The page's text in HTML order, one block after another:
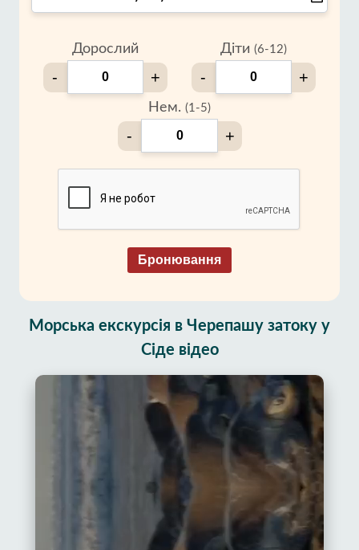
Дорослий
- +
Діти (6-12)
- +
Нем. (1-5)
- +
Бронювання
Морська екскурсія в Черепашу затоку у
Сіде відео